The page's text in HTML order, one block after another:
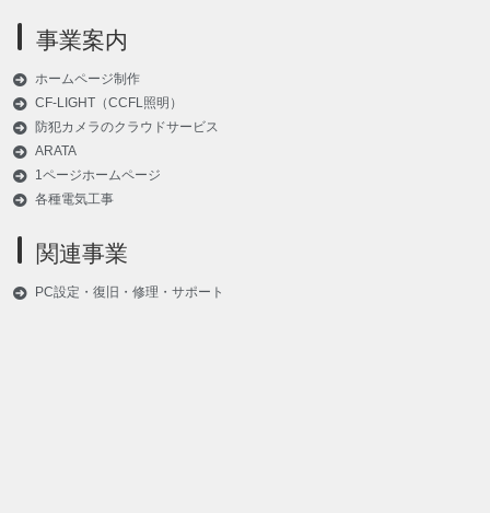
事業案内
ホームページ制作
CF-LIGHT（CCFL照明）
防犯カメラのクラウドサービス
ARATA
1ページホームページ
各種電気工事
関連事業
PC設定・復旧・修理・サポート